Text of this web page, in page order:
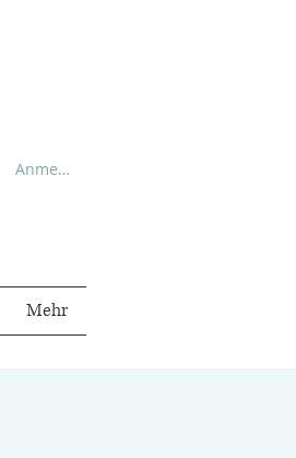
Anmelden
Mehr